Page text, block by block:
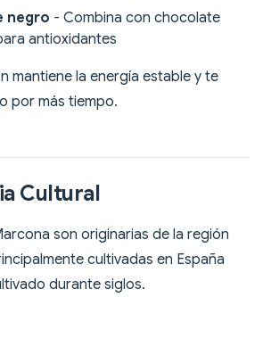
negro - Combina con chocolate
antioxidantes
mantiene la energía estable y te
por más tiempo.
Cultural
son originarias de la región
cultivadas en España
durante siglos.